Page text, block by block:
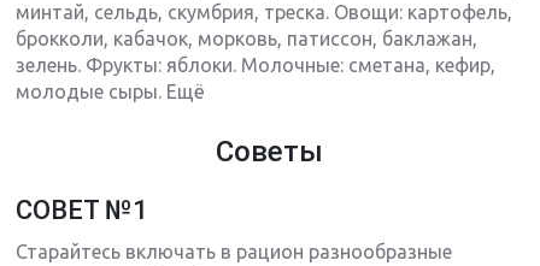
минтай, сельдь, скумбрия, треска. Овощи: картофель,
брокколи, кабачок, морковь, патиссон, баклажан,
зелень. Фрукты: яблоки. Молочные: сметана, кефир,
молодые сыры. Ещё
Советы
СОВЕТ №1
Старайтесь включать в рацион разнообразные